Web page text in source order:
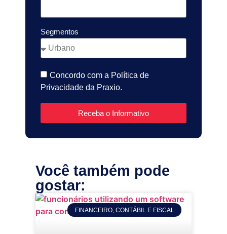
Segmentos
Concordo com a Política de
Privacidade da Praxio.
Receba o Informativo
Você também pode
gostar:
FINANCEIRO, CONTÁBIL E FISCAL